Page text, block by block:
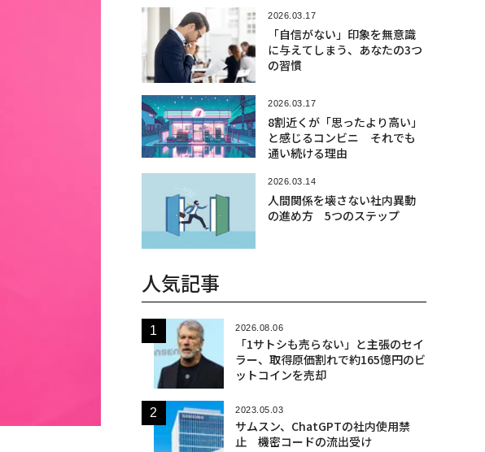
2026.03.17
「自信がない」印象を無意識
に与えてしまう、あなたの3つ
の習慣
2026.03.17
8割近くが「思ったより高い」
と感じるコンビニ それでも
通い続ける理由
2026.03.14
人間関係を壊さない社内異動
の進め方 5つのステップ
人気記事
2026.08.06
「1サトシも売らない」と主張のセイ
ラー、取得原価割れで約165億円のビ
ットコインを売却
2023.05.03
サムスン、ChatGPTの社内使用禁
止 機密コードの流出受け